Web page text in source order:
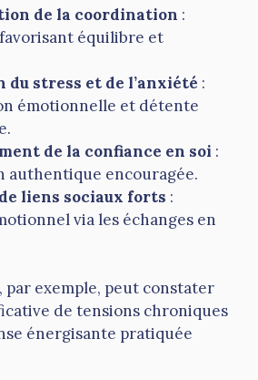
de la coordination :
équilibre et
du stress et de l’anxiété :
émotionnelle et détente
de la confiance en soi :
authentique encouragée.
liens sociaux forts :
via les échanges en
par exemple, peut constater
de tensions chroniques
énergisante pratiquée